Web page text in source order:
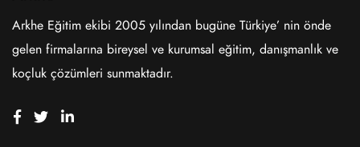
Arkhe Eğitim ekibi 2005 yılından bugüne Türkiye’ nin önde
gelen firmalarına bireysel ve kurumsal eğitim, danışmanlık ve
koçluk çözümleri sunmaktadır.